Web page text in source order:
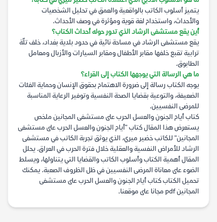
يتميز أسلوب الكاتب بالواقعية والعمق في تحليل الشخصيات
والأحداث، واستخدام لغة قوية ومؤثرة في وصف الأحداث.
أين يقع مستشفى الرشاد الذي تدور حوله أحداث الكتاب؟
يقع مستشفى الرشاد في مساحة نائية في حدود بلدية بغداد، خلف تلّة
ترابية تقبع خلفها مقابر الأطفال ومقابر السيارات والأزبال ومعامل
الطابوق.
ما هي الرسالة التي يوجهها الكتاب إلى القراء؟
يوجه الكتاب رسالة إلى ضرورة الاهتمام بحقوق الإنسان وحماية الفئات
الضعيفة، والتوعية بقضايا الصحة النفسية وتوفير الرعاية المناسبة
للمرضى النفسيين.
كتاب أيام الجنون والعسل الحرب على مستشفى المجانين ملخص
يستعرض هذا المقال كتاب "أيام الجنون والعسل الحرب على مستشفى
المجانين" للكاتب خضير ميري، الذي يوثق تجربة الكاتب في مستشفى
الرشاد للأمراض النفسية والعقلية خلال فترة الحرب في العراق. يحلل
المقال أهمية الكتاب وأسلوب الكاتب والقضايا التي يتناولها، ويسلط
الضوء على معاناة المرضى النفسيين في ظل الظروف الصعبة. يمكنك
تحميل الكتاب كتاب أيام الجنون والعسل الحرب على مستشفى
المجانين pdf مجانا على موقعنا.